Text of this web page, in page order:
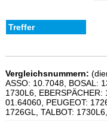
Vergleichsnummern:
ASSO: 10.7048, BOSAL:
1730L6,
01.64060, PEUGEOT:
1726GL, TALBOT: